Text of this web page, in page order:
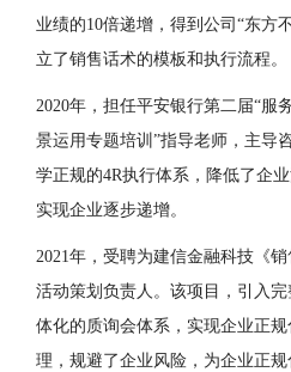
业绩的10倍递增，得到公司“东方
立了销售话术的模板和执行流程。
2020年，担任平安银行第二届“服
景运用专题培训”指导老师，主导
学正规的4R执行体系，降低了企
实现企业逐步递增。
2021年，受聘为建信金融科技《销
活动策划负责人。该项目，引入
体化的质询会体系，实现企业正
理，规避了企业风险，为企业正